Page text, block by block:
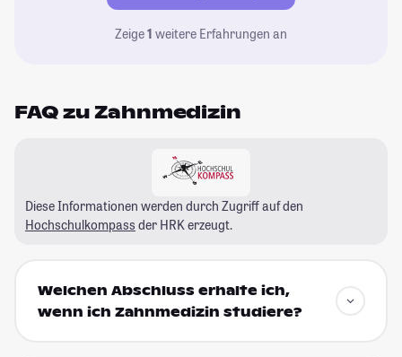
Zeige1 weitere Erfahrungen an
FAQ zu Zahnmedizin
Diese Informationen werden durch Zugriff auf den
Hochschulkompass der HRK erzeugt.
Welchen Abschluss erhalte ich,
wenn ich Zahnmedizin studiere?